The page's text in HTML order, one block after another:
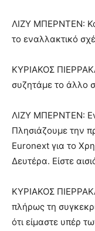
ΛΙΖΥ ΜΠΕΡΝΤΕΝ:
το εναλλακτικό
ΚΥΡΙΑΚΟΣ
συζητάμε το άλλο
ΛΙΖΥ ΜΠΕΡΝΤΕΝ:
Πλησιάζουμε την
Euronext για το
Δευτέρα. Είστε
ΚΥΡΙΑΚΟΣ
πλήρως τη
ότι είμαστε υπέρ